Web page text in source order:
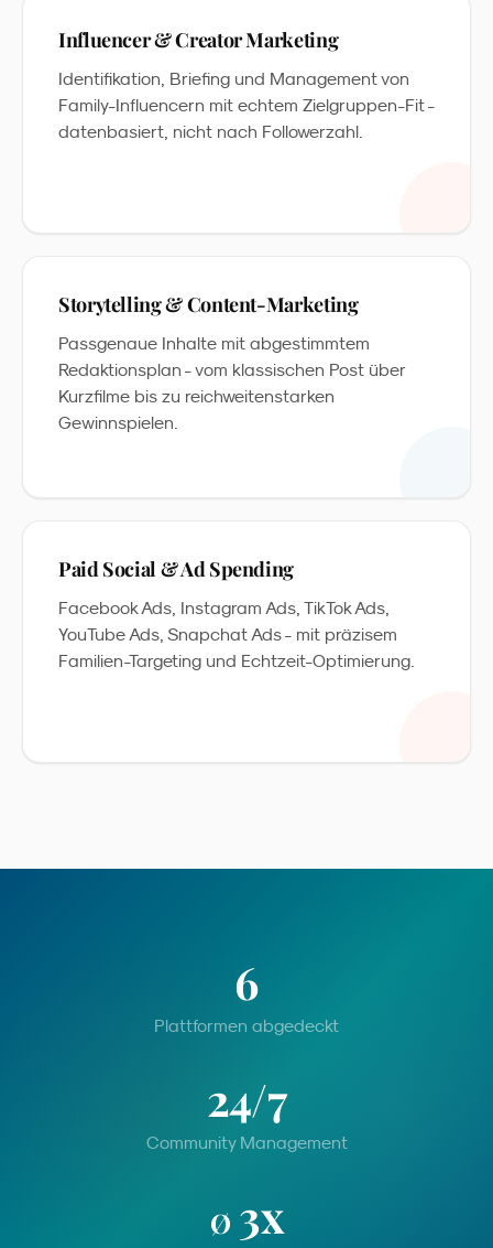
Influencer & Creator Marketing
Identifikation, Briefing und Management von
Family-Influencern mit echtem Zielgruppen-Fit -
datenbasiert, nicht nach Followerzahl.
Storytelling & Content-Marketing
Passgenaue Inhalte mit abgestimmtem
Redaktionsplan - vom klassischen Post über
Kurzfilme bis zu reichweitenstarken
Gewinnspielen.
Paid Social & Ad Spending
Facebook Ads, Instagram Ads, TikTok Ads,
YouTube Ads, Snapchat Ads - mit präzisem
Familien-Targeting und Echtzeit-Optimierung.
6
Plattformen abgedeckt
24/7
Community Management
Ø 3x